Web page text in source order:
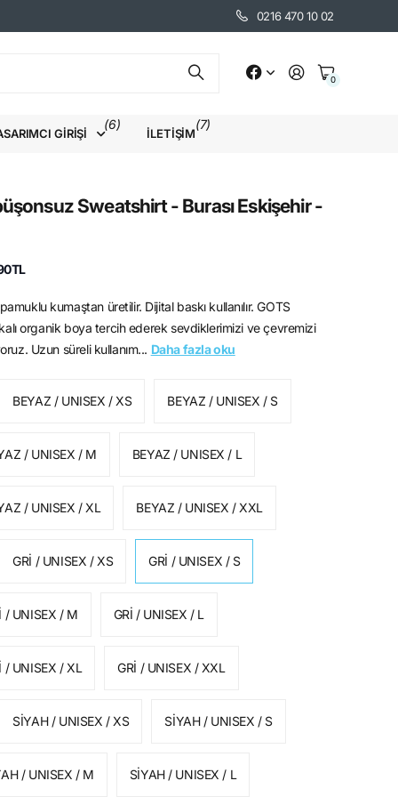
0216 470 10 02
0
GIRIŞI
(6)
İLETIŞIM
(7)
Sweatshirt - Burası Eskişehir -
kumaştan üretilir. Dijital baskı kullanılır. GOTS
organik boya tercih ederek sevdiklerimizi ve çevremizi
Uzun süreli kullanım... Daha fazla oku
BEYAZ / UNISEX / XS BEYAZ / UNISEX / S
/ UNISEX / M BEYAZ / UNISEX / L
/ UNISEX / XL BEYAZ / UNISEX / XXL
GRİ / UNISEX / XS GRİ / UNISEX / S
/ UNISEX / M GRİ / UNISEX / L
/ UNISEX / XL GRİ / UNISEX / XXL
SİYAH / UNISEX / XS SİYAH / UNISEX / S
/ UNISEX / M SİYAH / UNISEX / L